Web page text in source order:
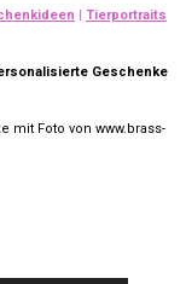
| Tierportraits
Geschenke
mit Foto von www.brass-